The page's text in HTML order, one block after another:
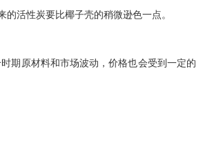
活性炭要比椰子壳的稍微逊色一点。
期原材料和市场波动，价格也会受到一定的